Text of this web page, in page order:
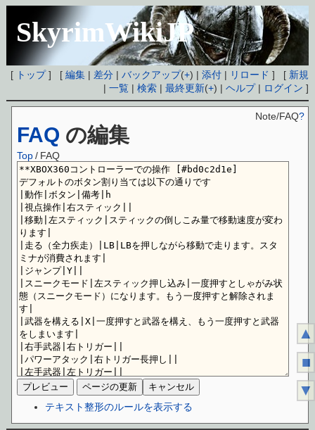
SkyrimWikiJP
[ トップ] [編集 | 差分 |バックアップ(+) |添付 | リロード ] [ 新規
|一覧 |検索 |最終更新(+) |ヘルプ| ログイン ]
FAQ の編集
Note/FAQ?
Top / FAQ
テキスト整形のルールを表示する
▲
■
▼